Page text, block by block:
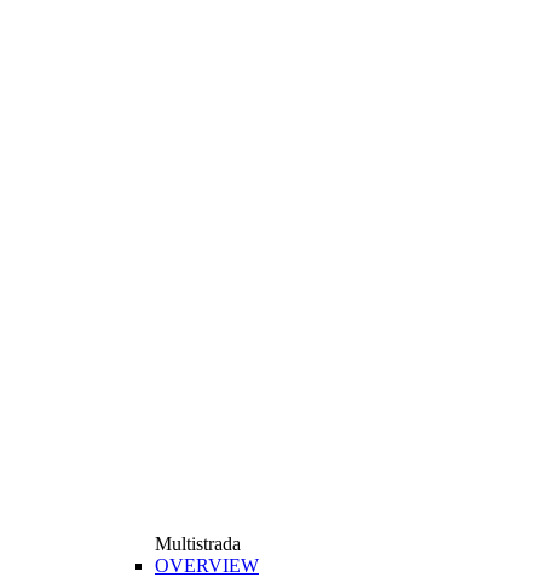
Multistrada
OVERVIEW